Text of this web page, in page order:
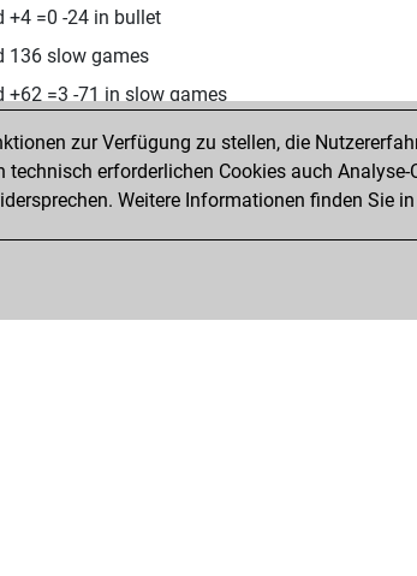
+4 =0 -24 in bullet
136 slow games
+62 =3 -71 in slow games
2025
your Fritz account
zur Verfügung zu stellen, die
erforderlichen Cookies auch
Weitere Informationen finden Sie